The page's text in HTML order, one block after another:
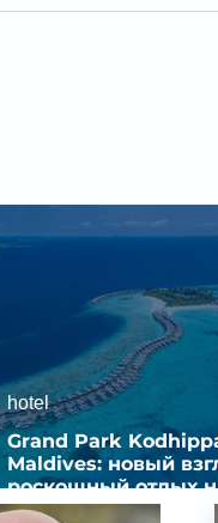
Grand Park
Maldives: новый
роскошный отдых
Мальдивах
hotel